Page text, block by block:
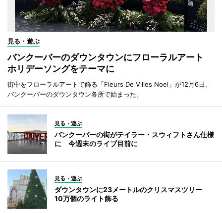
見る・遊ぶ
バンクーバーのダウンタウンにフローラルアート
ホリデーソングをテーマに
街中をフローラルアートで飾る「Fleurs De Villes Noel」が12月6日、
バンクーバーのダウンタウン各所で始まった。
見る・遊ぶ
バンクーバーの街がテイラー・スウィフトさん仕様
に 今週末のライブ目前に
見る・遊ぶ
ダウンタウンに23メートルのクリスマスツリー
10万個のライト飾る